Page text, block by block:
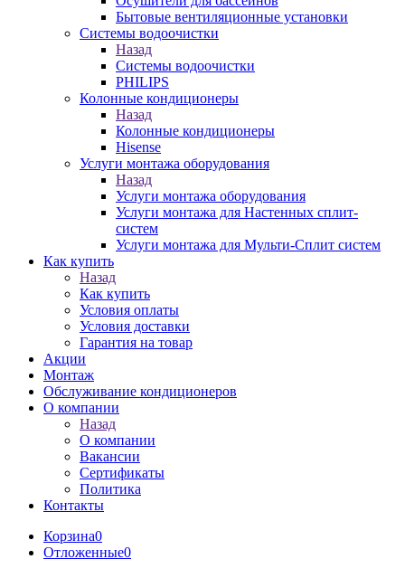
Бытовые вентиляционные установки
Системы водоочистки
Назад
Системы водоочистки
PHILIPS
Колонные кондиционеры
Назад
Колонные кондиционеры
Hisense
Услуги монтажа оборудования
Назад
Услуги монтажа оборудования
Услуги монтажа для Настенных сплит-
систем
Услуги монтажа для Мульти-Сплит систем
Как купить
Назад
Как купить
Условия оплаты
Условия доставки
Гарантия на товар
Акции
Монтаж
Обслуживание кондиционеров
О компании
Назад
О компании
Вакансии
Сертификаты
Политика
Контакты
Корзина0
Отложенные0